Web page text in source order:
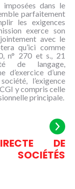
dans le
parfaitement
les exigences
exerce son
avec le
qu’ici comme
n° 270 et s., 21
de langage,
d’exercice d’une
l’exigence
y compris celle
principale.
DE